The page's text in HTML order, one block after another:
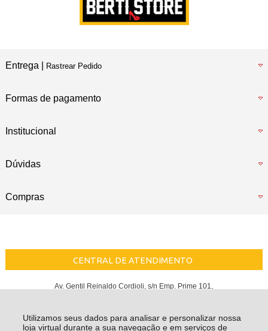
Utilizamos seus dados para analisar e personalizar nossa
loja virtual durante a sua navegação e em serviços de
Entrega | Rastrear Pedido
Formas de pagamento
Institucional
Dúvidas
Compras
CENTRAL DE ATENDIMENTO
Av. Gentil Reinaldo Cordioli, s/n Emp. Prime 101,
Berti Store - CNPJ: 32.597.385/0001-02